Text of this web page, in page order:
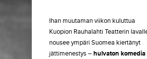
Ihan muutaman viikon kuluttua
Kuopion Rauhalahti Teatterin
nousee ympäri Suomea kiertänyt
jättimenestys –hulvaton komedia